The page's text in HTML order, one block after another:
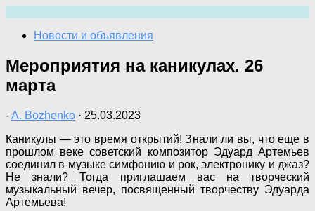
содержимому
Новости и объявления
Мероприятия на каникулах. 26
марта
-A. Bozhenko · 25.03.2023
Каникулы — это время открытий! Знали ли вы, что еще в
прошлом веке советский композитор Эдуард Артемьев
соединил в музыке симфонию и рок, электронику и джаз?
Не знали? Тогда приглашаем вас на творческий
музыкальный вечер, посвященный творчеству Эдуарда
Артемьева!